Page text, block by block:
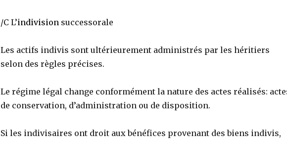
/C L’indivision successorale
Les actifs indivis sont ultérieurement administrés par les héritiers
selon des règles précises.
Le régime légal change conformément la nature des actes réalisés:
de conservation, d’administration ou de disposition.
Si les indivisaires ont droit aux bénéfices provenant des biens indivis,